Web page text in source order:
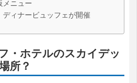
メニュー
ィナービュッフェが開催
・ホテルのスカイデッ
所？